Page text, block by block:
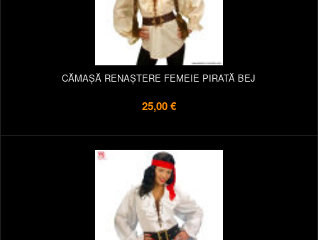
CĂMAȘĂ RENAȘTERE FEMEIE PIRATĂ BEJ
25,00 €